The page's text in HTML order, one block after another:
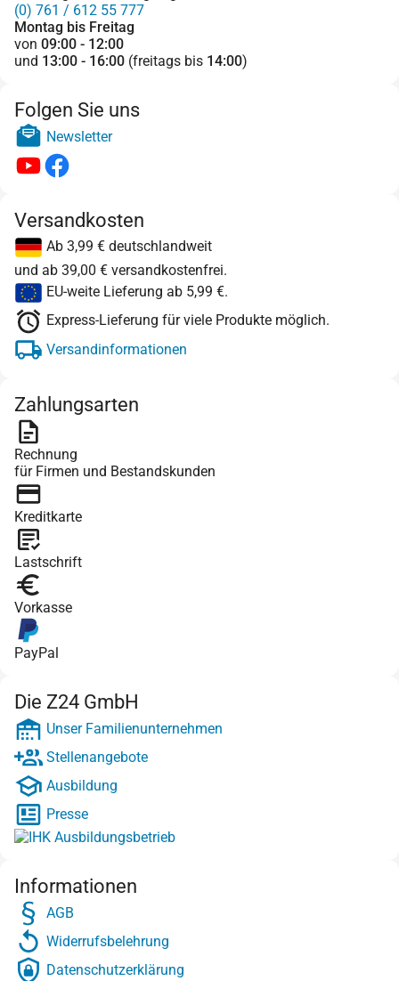
(0) 761 / 612 55 777
Montag bis Freitag
von 09:00 - 12:00
und 13:00 - 16:00 (freitags bis 14:00)
Folgen Sie uns
Newsletter
Versandkosten
Ab 3,99 € deutschlandweit
und ab 39,00 € versandkostenfrei.
EU-weite Lieferung ab 5,99 €.
Express-Lieferung für viele Produkte möglich.
Versandinformationen
Zahlungsarten
Rechnung
für Firmen und Bestandskunden
Kreditkarte
Lastschrift
Vorkasse
PayPal
Die Z24 GmbH
Unser Familienunternehmen
Stellenangebote
Ausbildung
Presse
Informationen
AGB
Widerrufsbelehrung
Datenschutzerklärung